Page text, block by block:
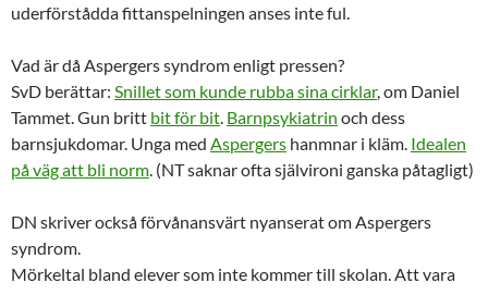
uderförstådda fittanspelningen anses inte ful.
Vad är då Aspergers syndrom enligt pressen?
SvD berättar: Snillet som kunde rubba sina cirklar, om Daniel
Tammet. Gun britt bit för bit. Barnpsykiatrin och dess
barnsjukdomar. Unga med Aspergers hanmnar i kläm. Idealen
på väg att bli norm. (NT saknar ofta självironi ganska påtagligt)
DN skriver också förvånansvärt nyanserat om Aspergers
syndrom.
Mörkeltal bland elever som inte kommer till skolan. Att vara